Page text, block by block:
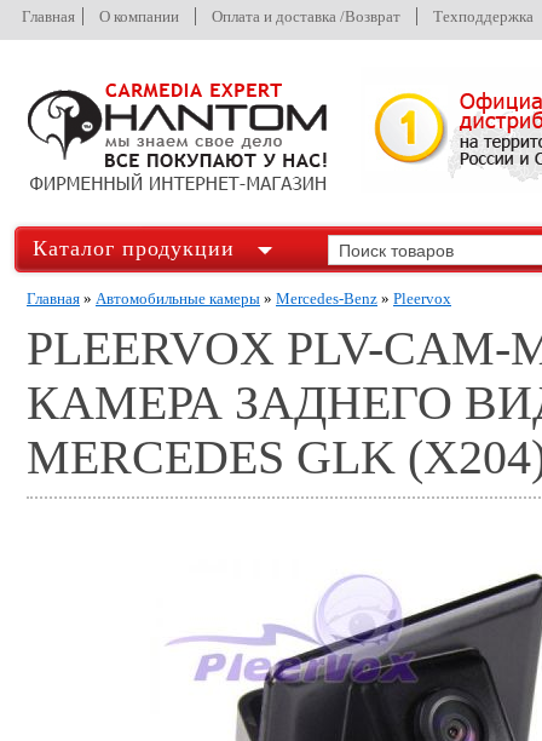
Главная О компании Оплата и доставка /Возврат Техподдержка
Каталог продукции
Главная » Автомобильные камеры » Mercedes-Benz » Pleervox
PLEERVOX PLV-
КАМЕРА ЗАДНЕГО
MERCEDES GLK